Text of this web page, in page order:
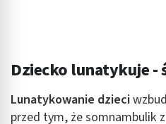
Dziecko lunatykuje
Lunatykowanie dzieci
przed tym, że somnambulik